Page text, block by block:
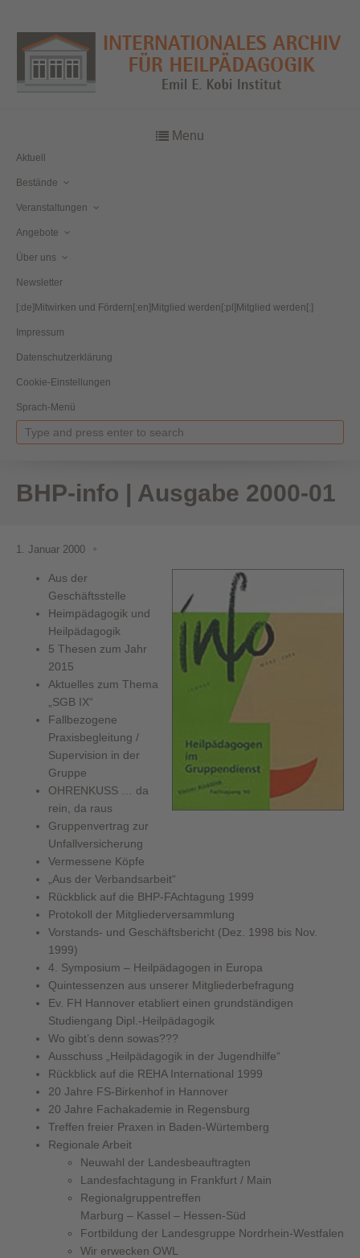
Menu
Aktuell
Bestände
Veranstaltungen
Angebote
Über uns
Newsletter
[:de]Mitwirken und Fördern[:en]Mitglied werden[:pl]Mitglied werden[:]
Impressum
Datenschutzerklärung
Cookie-Einstellungen
Sprach-Menü
BHP-info | Ausgabe 2000-01
1. Januar 2000
Aus der
Geschäftsstelle
Heimpädagogik und
Heilpädagogik
5 Thesen zum Jahr
2015
Aktuelles zum Thema
„SGB IX“
Fallbezogene
Praxisbegleitung /
Supervision in der
Gruppe
OHRENKUSS … da
rein, da raus
Gruppenvertrag zur
Unfallversicherung
Vermessene Köpfe
„Aus der Verbandsarbeit“
Rückblick auf die BHP-FAchtagung 1999
Protokoll der Mitgliederversammlung
Vorstands- und Geschäftsbericht (Dez. 1998 bis Nov.
1999)
4. Symposium – Heilpädagogen in Europa
Quintessenzen aus unserer Mitgliederbefragung
Ev. FH Hannover etabliert einen grundständigen
Studiengang Dipl.-Heilpädagogik
Wo gibt’s denn sowas???
Ausschuss „Heilpädagogik in der Jugendhilfe“
Rückblick auf die REHA International 1999
20 Jahre FS-Birkenhof in Hannover
20 Jahre Fachakademie in Regensburg
Treffen freier Praxen in Baden-Würtemberg
Regionale Arbeit
Neuwahl der Landesbeauftragten
Landesfachtagung in Frankfurt / Main
Regionalgruppentreffen
Marburg – Kassel – Hessen-Süd
Fortbildung der Landesgruppe Nordrhein-Westfalen
Wir erwecken OWL